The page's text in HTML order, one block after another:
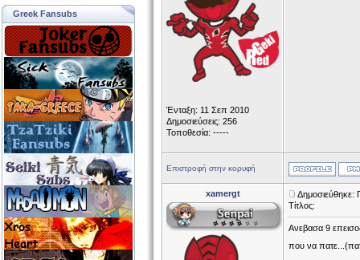
Greek Fansubs
Ένταξη: 11 Σεπ 2010
Δημοσιεύσεις: 256
Τοποθεσία: -----
Επιστροφή στην κορυφή
xamergt
Δημοσιεύθηκε:
Τίτλος:
Ανεβασα 9
που να